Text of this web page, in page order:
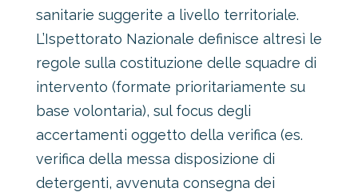
sanitarie suggerite a livello territoriale.
L’Ispettorato Nazionale definisce altresì le
regole sulla costituzione delle squadre di
intervento (formate prioritariamente su
base volontaria), sul focus degli
accertamenti oggetto della verifica (es.
verifica della messa disposizione di
detergenti, avvenuta consegna dei